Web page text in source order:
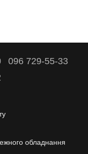
096 729-55-33
обладнання